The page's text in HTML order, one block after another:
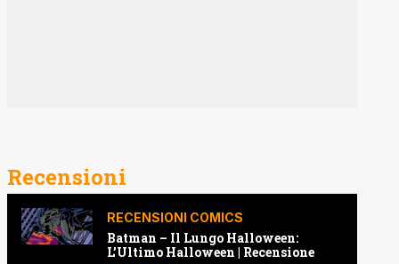
Recensioni
RECENSIONI COMICS
Batman – Il Lungo Halloween:
L’Ultimo Halloween | Recensione